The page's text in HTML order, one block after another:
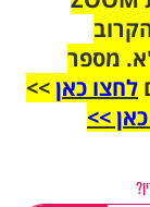
מספר
לחצו כאן>>
>>